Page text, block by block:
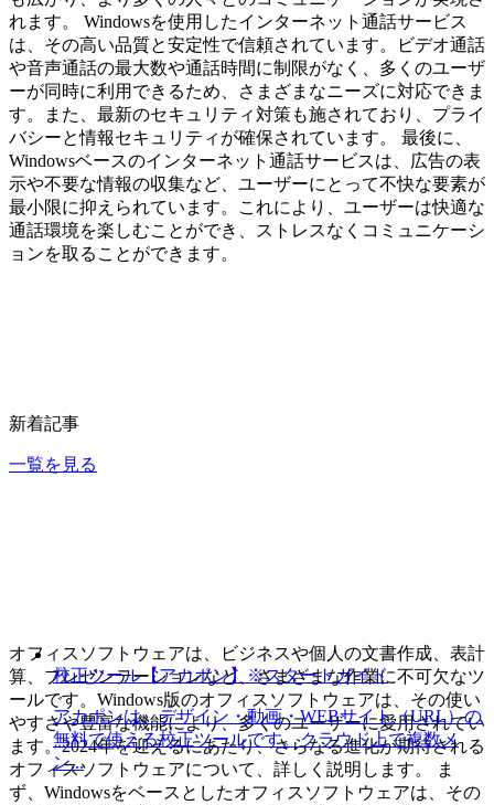
れます。 Windowsを使用したインターネット通話サービス
は、その高い品質と安定性で信頼されています。ビデオ通話
や音声通話の最大数や通話時間に制限がなく、多くのユーザ
ーが同時に利用できるため、さまざまなニーズに対応できま
す。また、最新のセキュリティ対策も施されており、プライ
バシーと情報セキュリティが確保されています。 最後に、
Windowsベースのインターネット通話サービスは、広告の表
示や不要な情報の収集など、ユーザーにとって不快な要素が
最小限に抑えられています。これにより、ユーザーは快適な
通話環境を楽しむことができ、ストレスなくコミュニケーシ
ョンを取ることができます。
オフィスソフトウェアは、ビジネスや個人の文書作成、表計
算、プレゼンテーションなど、さまざまな作業に不可欠なツ
ールです。Windows版のオフィスソフトウェアは、その使い
やすさや豊富な機能により、多くのユーザーに愛用されてい
ます。2024年を迎えるにあたり、さらなる進化が期待される
オフィスソフトウェアについて、詳しく説明します。 ま
ず、Windowsをベースとしたオフィスソフトウェアは、その
新着記事
一覧を見る
校正ツール【アカポン】※スタートガイド
アカポンは、デザイン・動画・WEBサイト（URL）の
無料で使える校正ツールです。クラウド上で複数メ
ン...